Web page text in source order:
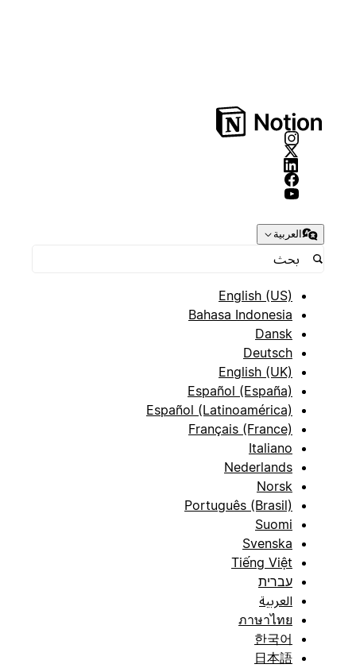
العربية
English (US)
Bahasa Indonesia
Dansk
Deutsch
English (UK)
Español (España)
Español (Latinoamérica)
Français (France)
Italiano
Nederlands
Norsk
Português (Brasil)
Suomi
Svenska
Tiếng Việt
עברית
العربية
ภาษาไทย
한국어
日本語